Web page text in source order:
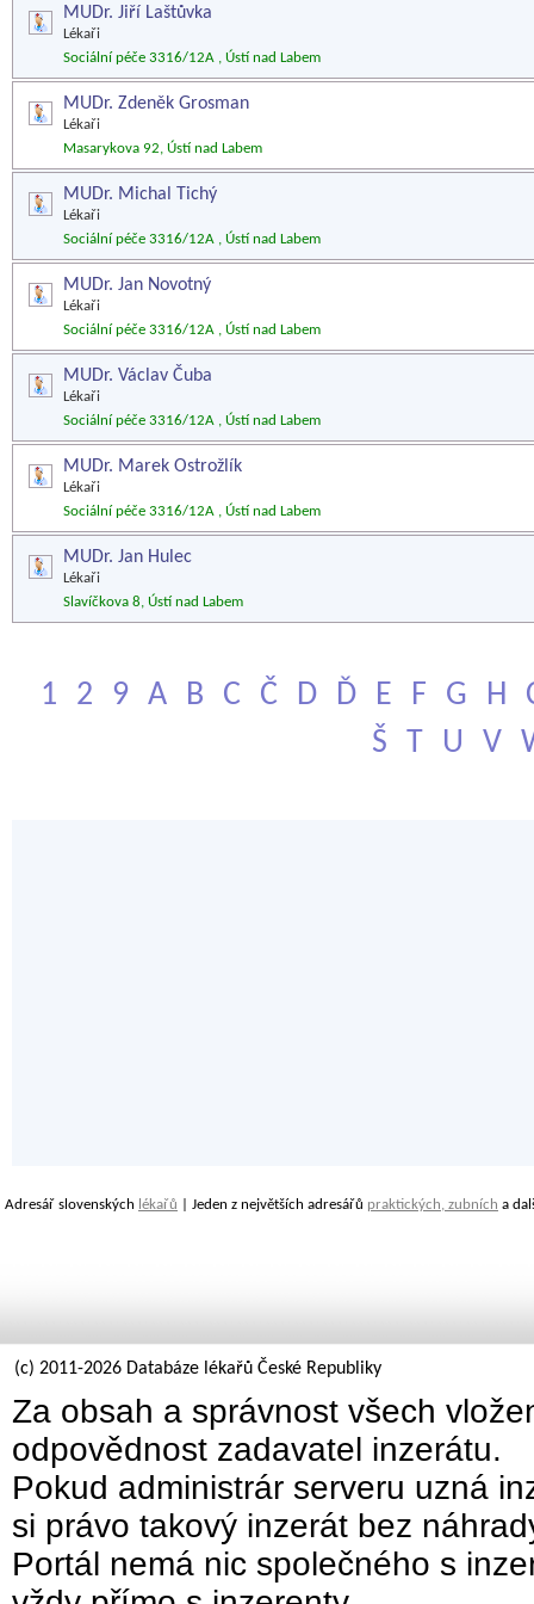
MUDr. Jiří Laštůvka
Lékaři
Sociální péče 3316/12A , Ústí nad Labem
MUDr. Zdeněk Grosman
Lékaři
Masarykova 92, Ústí nad Labem
MUDr. Michal Tichý
Lékaři
Sociální péče 3316/12A , Ústí nad Labem
MUDr. Jan Novotný
Lékaři
Sociální péče 3316/12A , Ústí nad Labem
MUDr. Václav Čuba
Lékaři
Sociální péče 3316/12A , Ústí nad Labem
MUDr. Marek Ostrožlík
Lékaři
Sociální péče 3316/12A , Ústí nad Labem
MUDr. Jan Hulec
Lékaři
Slavíčkova 8, Ústí nad Labem
1 2 9 A B C Č D Ď E F G H
Š
T U V
Adresář slovenských lékařů | Jeden z největších adresářů praktických, zubních a
(c) 2011-2026 Databáze lékařů České Republiky
Za obsah a správnost všech
odpovědnost zadavatel inzerátu.
Pokud administrár serveru uzná
si právo takový inzerát bez
Portál nemá nic společného s